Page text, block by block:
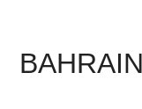
BAHRAIN